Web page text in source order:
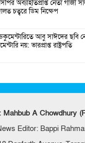
অব্যাহতিপ্রাপ্ত নেতা গাজী
চত্বরে ডিম নিক্ষেপ
আবু সাঈদের ছবি
নয়: ভারপ্রাপ্ত রাষ্ট্রপতি
Mahbub A Chowdhury
Editor: Bappi